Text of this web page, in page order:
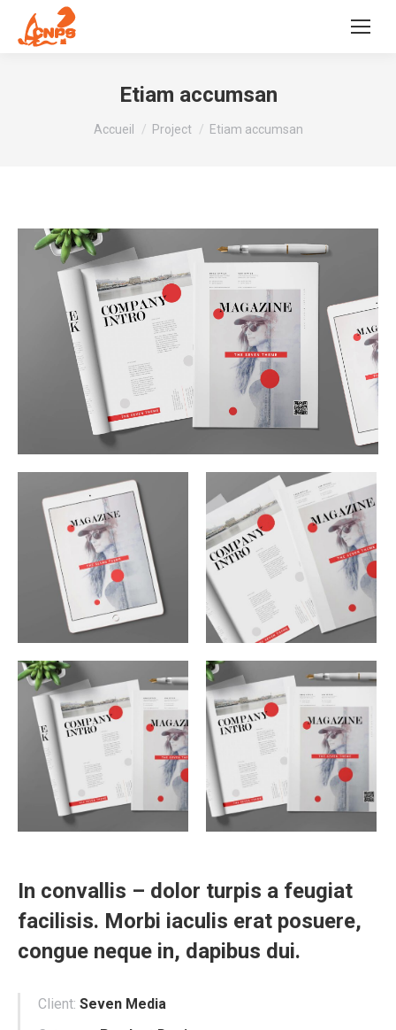
Etiam accumsan
Vous êtes ici :
Accueil Project Etiam accumsan
In convallis – dolor turpis a feugiat
facilisis. Morbi iaculis erat posuere,
congue neque in, dapibus dui.
Client: Seven Media